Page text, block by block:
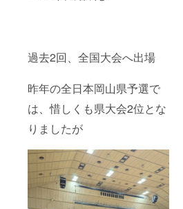
過去2回、全国大会へ出場
昨年の全日本岡山県予選で
は、惜しくも県大会2位とな
りましたが